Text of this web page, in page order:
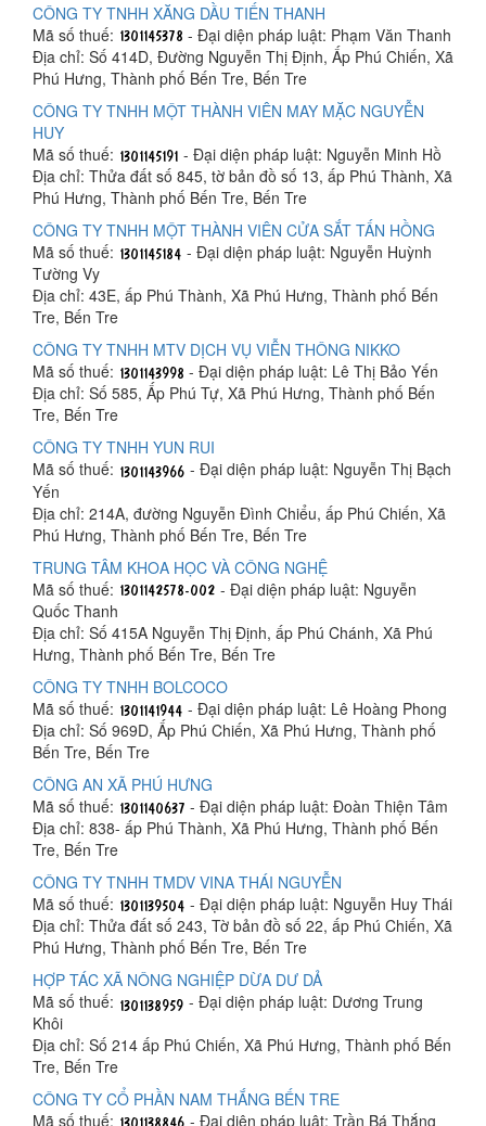
CÔNG TY TNHH XĂNG DẦU TIẾN THANH
Mã số thuế:
- Đại diện pháp luật: Phạm Văn Thanh
Địa chỉ: Số 414D, Đường Nguyễn Thị Định, Ấp Phú Chiến, Xã
Phú Hưng, Thành phố Bến Tre, Bến Tre
CÔNG TY TNHH MỘT THÀNH VIÊN MAY MẶC NGUYỄN
HUY
Mã số thuế:
- Đại diện pháp luật: Nguyễn Minh Hồ
Địa chỉ: Thửa đất số 845, tờ bản đồ số 13, ấp Phú Thành, Xã
Phú Hưng, Thành phố Bến Tre, Bến Tre
CÔNG TY TNHH MỘT THÀNH VIÊN CỬA SẮT TẤN HỒNG
Mã số thuế:
- Đại diện pháp luật: Nguyễn Huỳnh
Tường Vy
Địa chỉ: 43E, ấp Phú Thành, Xã Phú Hưng, Thành phố Bến
Tre, Bến Tre
CÔNG TY TNHH MTV DỊCH VỤ VIỄN THÔNG NIKKO
Mã số thuế:
- Đại diện pháp luật: Lê Thị Bảo Yến
Địa chỉ: Số 585, Ấp Phú Tự, Xã Phú Hưng, Thành phố Bến
Tre, Bến Tre
CÔNG TY TNHH YUN RUI
Mã số thuế:
- Đại diện pháp luật: Nguyễn Thị Bạch
Yến
Địa chỉ: 214A, đường Nguyễn Đình Chiểu, ấp Phú Chiến, Xã
Phú Hưng, Thành phố Bến Tre, Bến Tre
TRUNG TÂM KHOA HỌC VÀ CÔNG NGHỆ
Mã số thuế:
- Đại diện pháp luật: Nguyễn
Quốc Thanh
Địa chỉ: Số 415A Nguyễn Thị Định, ấp Phú Chánh, Xã Phú
Hưng, Thành phố Bến Tre, Bến Tre
CÔNG TY TNHH BOLCOCO
Mã số thuế:
- Đại diện pháp luật: Lê Hoàng Phong
Địa chỉ: Số 969D, Ấp Phú Chiến, Xã Phú Hưng, Thành phố
Bến Tre, Bến Tre
CÔNG AN XÃ PHÚ HƯNG
Mã số thuế:
- Đại diện pháp luật: Đoàn Thiện Tâm
Địa chỉ: 838- ấp Phú Thành, Xã Phú Hưng, Thành phố Bến
Tre, Bến Tre
CÔNG TY TNHH TMDV VINA THÁI NGUYỄN
Mã số thuế:
- Đại diện pháp luật: Nguyễn Huy Thái
Địa chỉ: Thửa đất số 243, Tờ bản đồ số 22, ấp Phú Chiến, Xã
Phú Hưng, Thành phố Bến Tre, Bến Tre
HỢP TÁC XÃ NÔNG NGHIỆP DỪA DƯ DẢ
Mã số thuế:
- Đại diện pháp luật: Dương Trung
Khôi
Địa chỉ: Số 214 ấp Phú Chiến, Xã Phú Hưng, Thành phố Bến
Tre, Bến Tre
CÔNG TY CỔ PHẦN NAM THẮNG BẾN TRE
Mã số thuế:
- Đại diện pháp luật: Trần Bá Thắng